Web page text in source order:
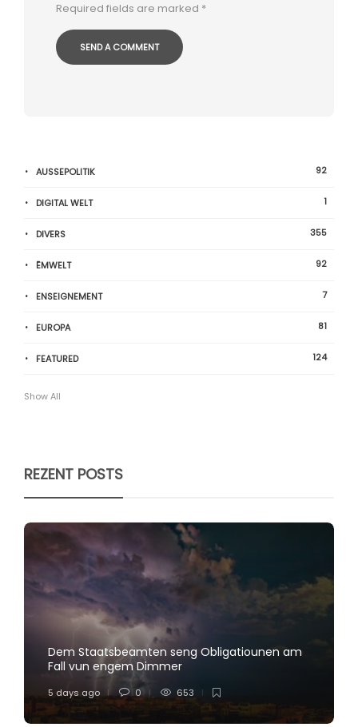
Required fields are marked *
AUSSEPOLITIK 92
DIGITAL WELT 1
DIVERS 355
ËMWELT 92
ENSEIGNEMENT 7
EUROPA 81
FEATURED 124
Show All
REZENT POSTS
Dem Staatsbeamten seng Obligatiounen am
Fall vun engem Dimmer
5 days ago 0 653